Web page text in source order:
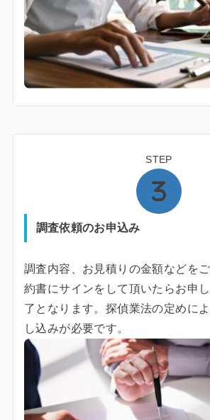
STEP
調査依頼のお申込み
調査内容、お見積りの金額などを
約書にサインをして頂いたらお申
了となります。探偵業法の定めによ
し込みが必要です。